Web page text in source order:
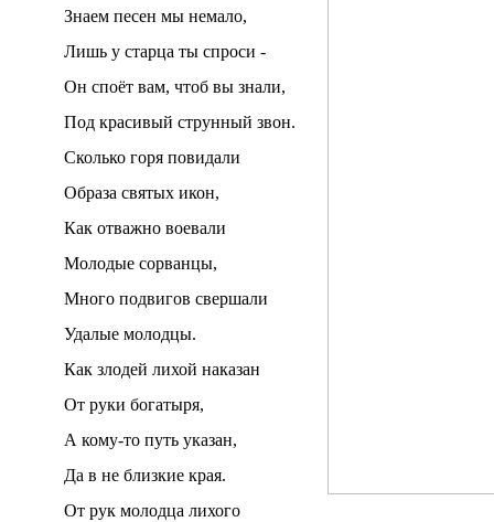
Знаем песен мы немало,
Лишь у старца ты спроси -
Он споёт вам, чтоб вы знали,
Под красивый струнный звон.
Сколько горя повидали
Образа святых икон,
Как отважно воевали
Молодые сорванцы,
Много подвигов свершали
Удалые молодцы.
Как злодей лихой наказан
От руки богатыря,
А кому-то путь указан,
Да в не близкие края.
От рук молодца лихого